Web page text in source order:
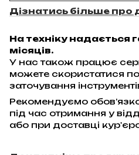
Дізнатись більше про
На техніку надається
місяців.
У нас також працює
можете скористатися
заточування
Рекомендуємо
під час отримання у
або при доставці